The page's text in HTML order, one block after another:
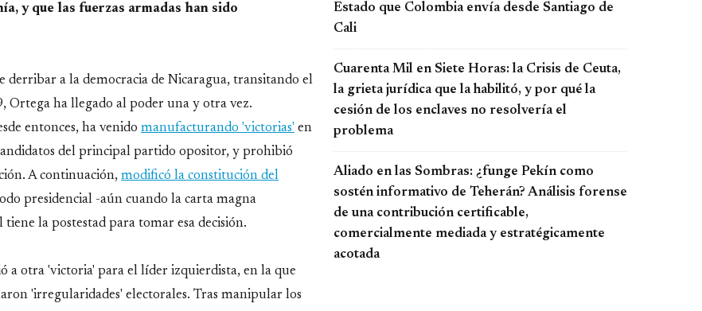
y que las fuerzas armadas han sido
a la democracia de Nicaragua, transitando el
Ortega ha llegado al poder una y otra vez.
entonces, ha venido manufacturando 'victorias' en
del principal partido opositor, y prohibió
A continuación, modificó la constitución del
presidencial -aún cuando la carta magna
la postestad para tomar esa decisión.
a otra 'victoria' para el líder izquierdista, en la que
'irregularidades' electorales. Tras manipular los
Estado que Colombia envía desde Santiago de
Cali
Cuarenta Mil en Siete Horas: la Crisis de Ceuta,
la grieta jurídica que la habilitó, y por qué la
cesión de los enclaves no resolvería el
problema
Aliado en las Sombras: ¿funge Pekín como
sostén informativo de Teherán? Análisis forense
de una contribución certificable,
comercialmente mediada y estratégicamente
acotada